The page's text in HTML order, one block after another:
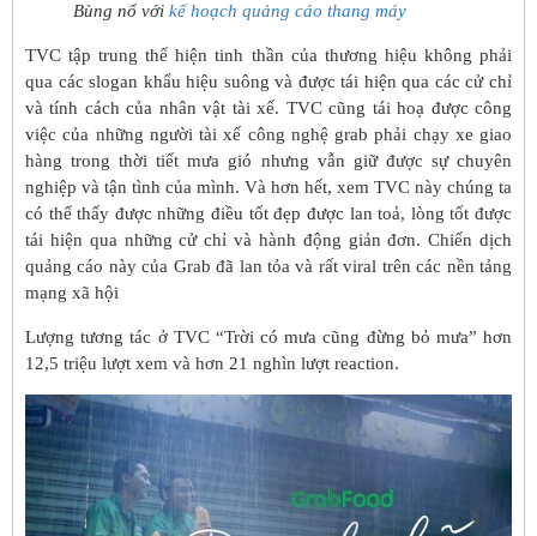
Bùng nổ với kế hoạch quảng cáo thang máy
TVC tập trung thể hiện tinh thần của thương hiệu không phải
qua các slogan khẩu hiệu suông và được tái hiện qua các cử chỉ
và tính cách của nhân vật tài xế. TVC cũng tái hoạ được công
việc của những người tài xế công nghệ grab phải chạy xe giao
hàng trong thời tiết mưa gió nhưng vẫn giữ được sự chuyên
nghiệp và tận tình của mình. Và hơn hết, xem TVC này chúng ta
có thể thấy được những điều tốt đẹp được lan toả, lòng tốt được
tái hiện qua những cử chỉ và hành động giản đơn. Chiến dịch
quảng cáo này của Grab đã lan tỏa và rất viral trên các nền tảng
mạng xã hội
Lượng tương tác ở TVC “Trời có mưa cũng đừng bỏ mưa” hơn
12,5 triệu lượt xem và hơn 21 nghìn lượt reaction.